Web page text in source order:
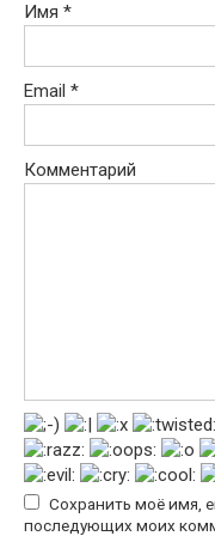
Имя *
Email *
Комментарий
Сохранить моё имя,
последующих моих